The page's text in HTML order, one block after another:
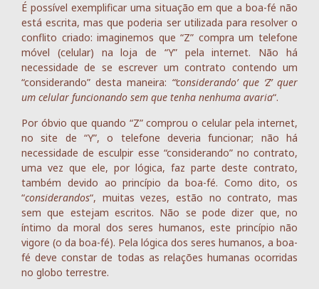
É possível exemplificar uma situação em que a boa-fé não
está escrita, mas que poderia ser utilizada para resolver o
conflito criado: imaginemos que “Z” compra um telefone
móvel (celular) na loja de “Y” pela internet. Não há
necessidade de se escrever um contrato contendo um
“considerando” desta maneira: “‘considerando’ que ‘Z’ quer
um celular funcionando sem que tenha nenhuma avaria“.
Por óbvio que quando “Z” comprou o celular pela internet,
no site de “Y”, o telefone deveria funcionar; não há
necessidade de esculpir esse “considerando” no contrato,
uma vez que ele, por lógica, faz parte deste contrato,
também devido ao princípio da boa-fé. Como dito, os
“considerandos“, muitas vezes, estão no contrato, mas
sem que estejam escritos. Não se pode dizer que, no
íntimo da moral dos seres humanos, este princípio não
vigore (o da boa-fé). Pela lógica dos seres humanos, a boa-
fé deve constar de todas as relações humanas ocorridas
no globo terrestre.